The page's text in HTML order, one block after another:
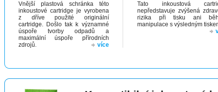
Vnější plastová schránka této
inkoustové cartridge je vyrobena
z dříve použité originální
cartridge. Došlo tak k významné
úspoře tvorby odpadů a
maximální úspoře přírodních
zdrojů.
více
Tato inkoustová
nepředstavuje zvýšená
rizika při tisku ani
manipulace s výsledným